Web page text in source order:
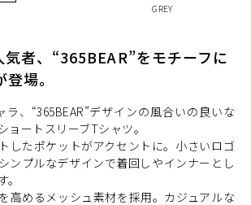
GREY
者、“365BEAR”をモチーフに
場。
ラ、“365BEAR”デザインの風合いの良いな
ョートスリーブTシャツ。
したポケットがアクセントに。小さいロゴ
ンプルなデザインで着回しやインナーとし
高めるメッシュ素材を採用。カジュアルな